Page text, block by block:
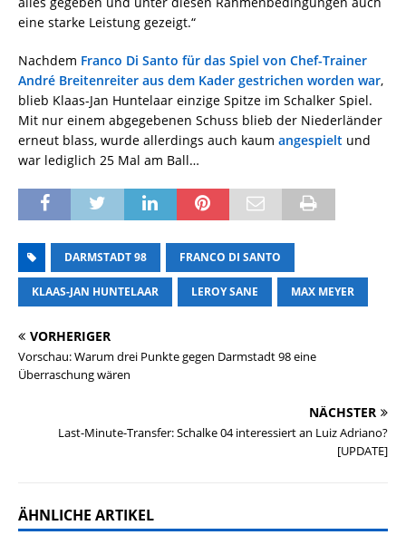
eine starke Leistung gezeigt.“
Nachdem Franco Di Santo für das Spiel von Chef-Trainer
André Breitenreiter aus dem Kader gestrichen worden war,
blieb Klaas-Jan Huntelaar einzige Spitze im Schalker Spiel.
Mit nur einem abgegebenen Schuss blieb der Niederländer
erneut blass, wurde allerdings auch kaum angespielt und
war lediglich 25 Mal am Ball…
DARMSTADT 98 FRANCO DI SANTO
KLAAS-JAN HUNTELAAR LEROY SANE MAX MEYER
VORHERIGER
Vorschau: Warum drei Punkte gegen Darmstadt 98 eine
Überraschung wären
NÄCHSTER
Last-Minute-Transfer: Schalke 04 interessiert an Luiz Adriano?
[UPDATE]
ÄHNLICHE ARTIKEL